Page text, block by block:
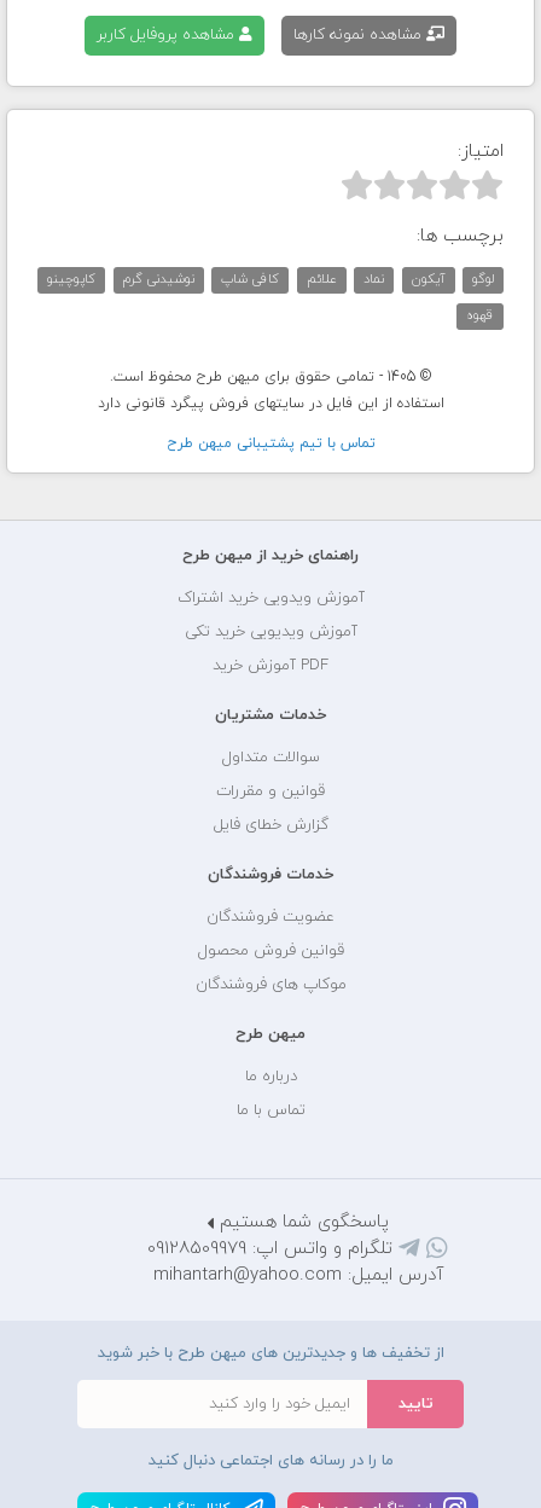
مشاهده نمونه کارها مشاهده پروفایل کاربر
امتیاز:



برچسب ها:
لوگو آیکون نماد علائم کافی شاپ نوشیدنی گرم
کاپوچینو
قهوه
© 1405 - تمامی حقوق برای میهن طرح محفوظ است.
استفاده از این فایل در سایتهای فروش پیگرد قانونی دارد
تماس با تيم پشتيبانی ميهن طرح
راهنمای خرید از میهن طرح
آموزش ویدویی خرید اشتراک
آموزش ویدیویی خرید تکی
PDF آموزش خرید
خدمات مشتریان
سوالات متداول
قوانین و مقررات
گزارش خطای فایل
خدمات فروشندگان
عضویت فروشندگان
قوانین فروش محصول
موکاپ های فروشندگان
میهن طرح
درباره ما
تماس با ما
پاسخگوی شما هستیم
تلگرام و واتس اپ: 09128509979
آدرس ایمیل: mihantarh@yahoo.com
از تخفیف ها و جدیدترین های میهن طرح با خبر شوید
ما را در رسانه های اجتماعی دنبال کنید